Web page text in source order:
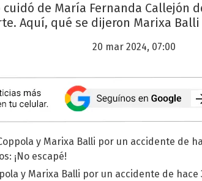
de María Fernanda Callejón
Aquí, qué se dijeron Marixa
20 mar 2024, 07:00
y Marixa Balli por un accidente de hace